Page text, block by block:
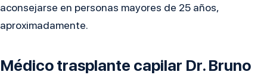
aconsejarse en personas mayores de 25 años,
aproximadamente.
Médico trasplante capilar Dr. Bruno